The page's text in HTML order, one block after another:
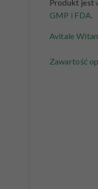
Produkt jest
GMP i FDA.
Avitale
Zawartość